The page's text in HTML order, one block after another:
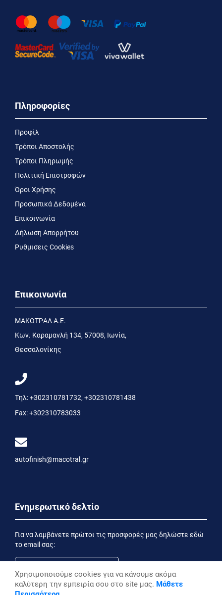
Πληροφορίες
Προφίλ
Τρόποι Αποστολής
Τρόποι Πληρωμής
Πολιτική Επιστροφών
Όροι Χρήσης
Προσωπικά Δεδομένα
Επικοινωνία
Δήλωση Απορρήτου
Ρυθμισεις Cookies
Επικοινωνία
MΑΚΟΤΡΑΛ Α.Ε.
Kων. Kαραμανλή 134, 57008, Ιωνία,
Θεσσαλονίκης
Τηλ:+302310781732, +302310781438
Fax:+302310783033
autofinish@macotral.gr
Ενημερωτικό δελτίο
Για να λαμβάνετε πρώτοι τις προσφορές μας δηλώστε εδώ
το email σας:
Εγγραφή
Χρησιμοποιούμε cookies για να κάνουμε ακόμα
καλύτερη την εμπειρία σου στο site μας. Μάθετε